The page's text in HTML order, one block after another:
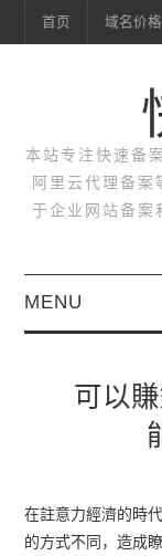
首页 域名价格
本站专注快速备
阿里云代理备
于企业网站备案
MENU
域名价格
阿里云已备
可以
在註意力經濟的時
的方式不同，造成